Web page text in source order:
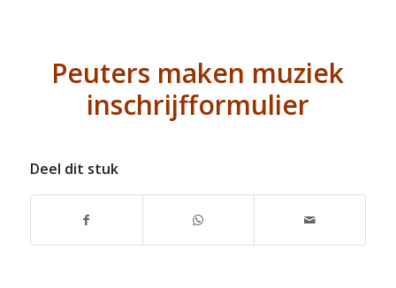
Peuters maken muziek
inschrijfformulier
Deel dit stuk